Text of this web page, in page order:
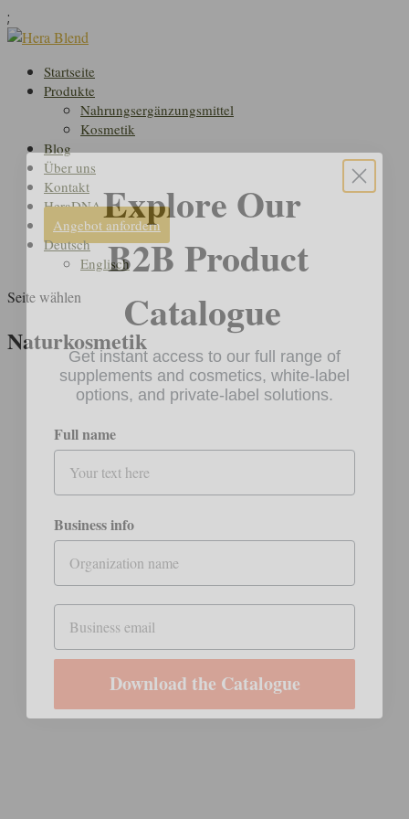
;
Startseite
Produkte
Nahrungsergänzungsmittel
Kosmetik
Blog
Über uns
Kontakt
HeraDNA
Angebot anfordern
Deutsch
Englisch
Seite wählen
Naturkosmetik
Explore Our
B2B Product
Catalogue
Get instant access to our full range of
supplements and cosmetics, white-label
options, and private-label solutions.
Download the Catalogue